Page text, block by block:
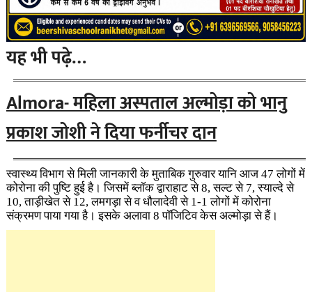
यह भी पढ़े…
Almora- महिला अस्पताल अल्मोड़ा को भानु
प्रकाश जोशी ने दिया फर्नीचर दान
स्वास्थ्य विभाग से मिली जानकारी के मुताबिक गुरुवार यानि आज 47 लोगों में
कोरोना की पुष्टि हुई है। जिसमें ब्लाॅक द्वाराहाट से 8, सल्ट से 7, स्याल्दे से
10, ताड़ीखेत से 12, लमगड़ा से व धौलादेवी से 1-1 लोगों में कोरोना
संक्रमण पाया गया है। इसके अलावा 8 पाॅजिटिव केस अल्मोड़ा से हैं।